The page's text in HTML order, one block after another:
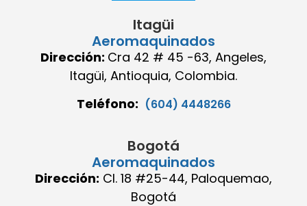
Itagüi
Aeromaquinados
Dirección: Cra 42 # 45 -63, Angeles,
Itagüi, Antioquia, Colombia.
Teléfono: (604) 4448266
Bogotá
Aeromaquinados
Dirección: Cl. 18 #25-44, Paloquemao,
Bogotá